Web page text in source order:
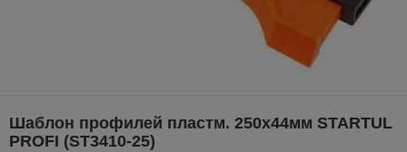
Шаблон профилей пластм. 250x44мм STARTUL
PROFI (ST3410-25)